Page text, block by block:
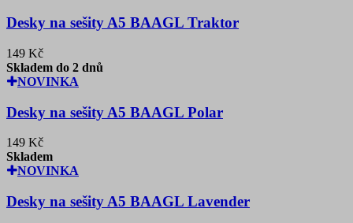
Desky na sešity A5 BAAGL Traktor
149 Kč
Skladem do 2 dnů
NOVINKA
Desky na sešity A5 BAAGL Polar
149 Kč
Skladem
NOVINKA
Desky na sešity A5 BAAGL Lavender